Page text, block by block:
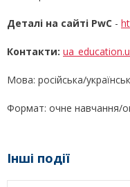
Деталі на сайті PwC -
Контакти:
Мова: російська/
Формат: очне навчання/
Інші події